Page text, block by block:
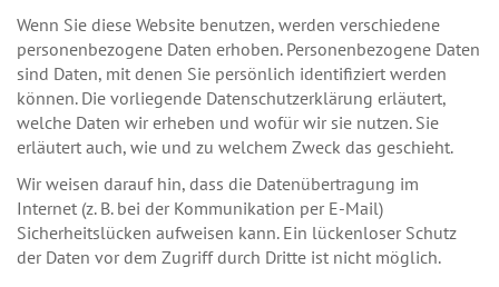
Wenn Sie diese Website benutzen, werden verschiedene
personenbezogene Daten erhoben. Personenbezogene Daten
sind Daten, mit denen Sie persönlich identifiziert werden
können. Die vorliegende Datenschutzerklärung erläutert,
welche Daten wir erheben und wofür wir sie nutzen. Sie
erläutert auch, wie und zu welchem Zweck das geschieht.
Wir weisen darauf hin, dass die Datenübertragung im
Internet (z. B. bei der Kommunikation per E-Mail)
Sicherheitslücken aufweisen kann. Ein lückenloser Schutz
der Daten vor dem Zugriff durch Dritte ist nicht möglich.